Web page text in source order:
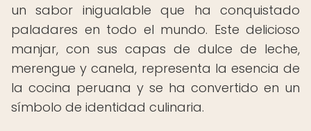
un sabor inigualable que ha conquistado
paladares en todo el mundo. Este delicioso
manjar, con sus capas de dulce de leche,
merengue y canela, representa la esencia de
la cocina peruana y se ha convertido en un
símbolo de identidad culinaria.